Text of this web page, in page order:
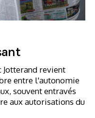
Jotterand revient
entre l'autonomie
souvent entravés
aux autorisations du